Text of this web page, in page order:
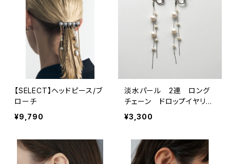
【SELECT】ヘッドピース/ブ
ローチ
¥9,790
淡水パール 2連 ロング
チェーン ドロップイヤリン
グ スウィング アクセサリ
ー 華奢 韓国製
¥3,300